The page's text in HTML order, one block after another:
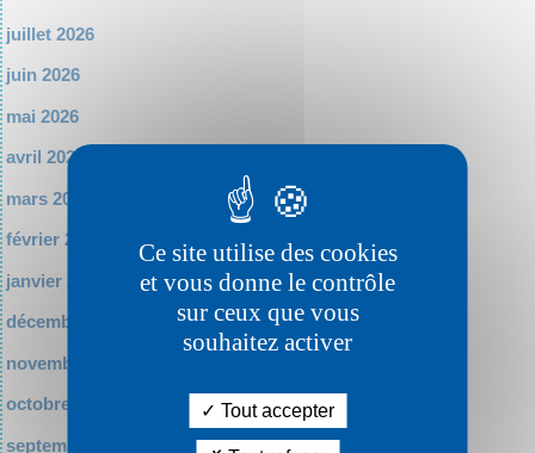
Ce site utilise des cookies
et vous donne le contrôle
sur ceux que vous
souhaitez activer
Tout accepter
juillet 2026
juin 2026
mai 2026
avril 2026
mars 2026
février 2026
janvier 2026
décembre 2025
novembre 2025
octobre 2025
septembre 2025